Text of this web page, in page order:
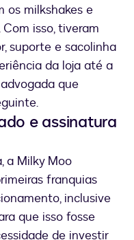
os milkshakes e
isso, tiveram
suporte e sacolinha
da loja até a
que
e assinatura
a Milky Moo
franquias
inclusive
que isso fosse
de investir